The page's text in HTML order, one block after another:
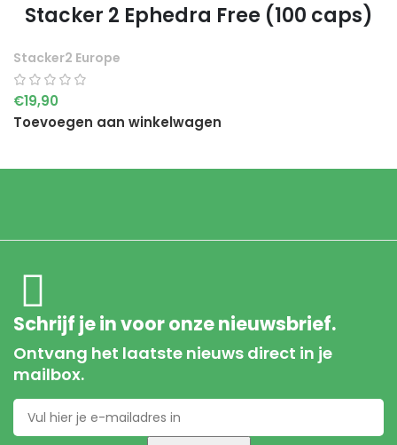
Stacker 2 Ephedra Free (100 caps)
Stacker2 Europe
€19,90
Toevoegen aan winkelwagen
Schrijf je in voor onze nieuwsbrief.
Ontvang het laatste nieuws direct in je
mailbox.